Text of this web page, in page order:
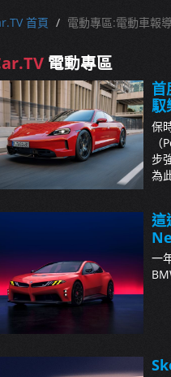
首頁 電動專區:電動車報
電動專區
首
馭
保
步
為
這
一